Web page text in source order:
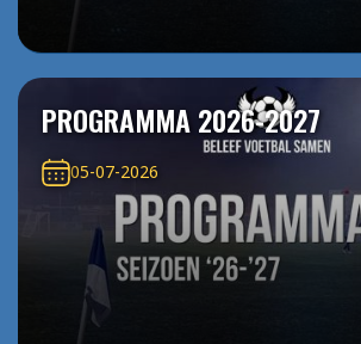
PROGRAMMA 2026-2027
05-07-2026